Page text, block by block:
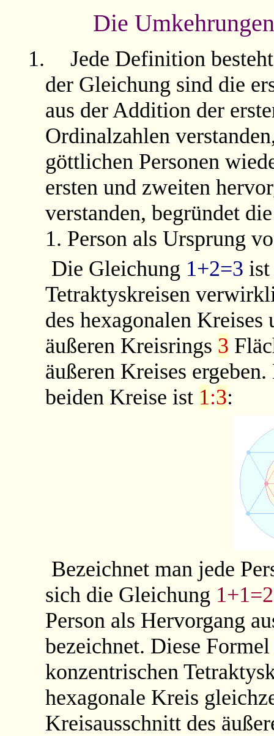
Die
1.
Jede Definition
der Gleichung sind die
aus der Addition der
Ordinalzahlen
göttlichen Personen
ersten und zweiten
verstanden, begründet
1. Person als Ursprung
Die Gleichung 1+2=3
Tetraktyskreisen
des hexagonalen Kreises
äußeren Kreisrings 3
äußeren Kreises
beiden Kreise ist 1:3:
Bezeichnet man jede
sich die Gleichung 1+1=2
Person als Hervorgang
bezeichnet. Diese
konzentrischen
hexagonale Kreis
Kreisausschnitt des